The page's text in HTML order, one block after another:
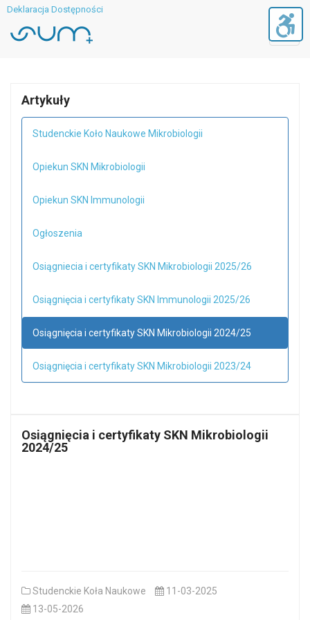
Deklaracja Dostępności
Artykuły
Studenckie Koło Naukowe Mikrobiologii
Opiekun SKN Mikrobiologii
Opiekun SKN Immunologii
Ogłoszenia
Osiągniecia i certyfikaty SKN Mikrobiologii 2025/26
Osiągnięcia i certyfikaty SKN Immunologii 2025/26
Osiągnięcia i certyfikaty SKN Mikrobiologii 2024/25
Osiągnięcia i certyfikaty SKN Mikrobiologii 2023/24
Osiągnięcia i certyfikaty SKN Mikrobiologii
2024/25
Studenckie Koła Naukowe
11-03-2025
13-05-2026